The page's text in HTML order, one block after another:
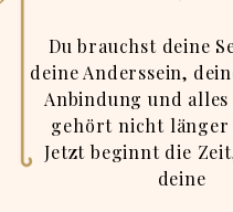
Du brauchst deine
deine Anderssein,
Anbindung und alles
gehört nicht
Jetzt beginnt die
deine